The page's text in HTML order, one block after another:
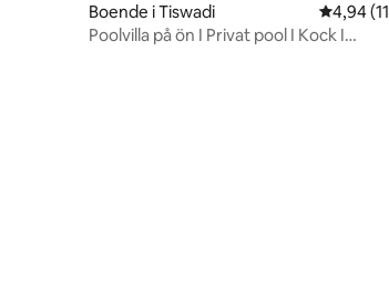
Boende i Tiswadi 4,94 av
4,94
Poolvilla på ön I Privat pool I Kock I